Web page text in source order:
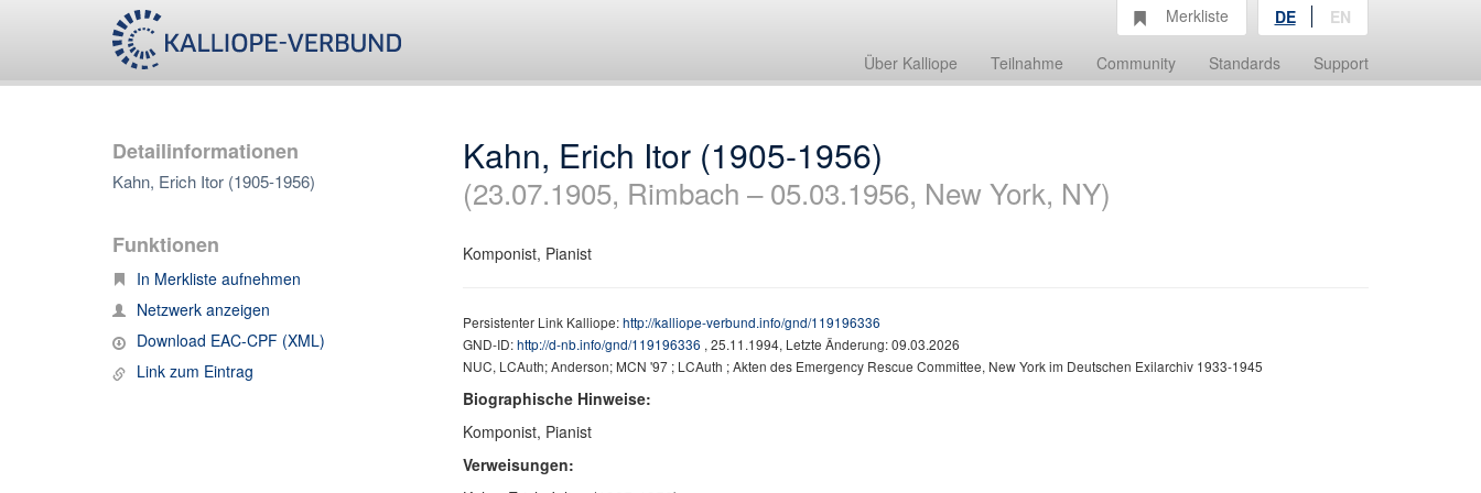
Über Kalliope Teilnahme Community Standards Support
Merkliste DE EN
Detailinformationen
Kahn, Erich Itor (1905-1956)
Funktionen
In Merkliste aufnehmen
Netzwerk anzeigen
Download EAC-CPF (XML)
Link zum Eintrag
Kahn, Erich Itor (1905-1956)
(23.07.1905, Rimbach – 05.03.1956, New York, NY)
Komponist, Pianist
Persistenter Link Kalliope:http://kalliope-verbund.info/gnd/119196336
GND-ID:http://d-nb.info/gnd/119196336 , 25.11.1994, Letzte Änderung: 09.03.2026
NUC, LCAuth; Anderson; MCN '97 ; LCAuth ; Akten des Emergency Rescue Committee, New York im Deutschen Exilarchiv 1933-1945
Biographische Hinweise:
Komponist, Pianist
Verweisungen: